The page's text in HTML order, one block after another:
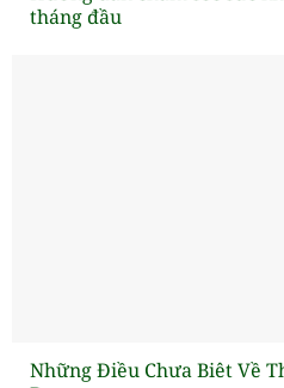
tháng đầu
Những Điều Chưa Biêt Về